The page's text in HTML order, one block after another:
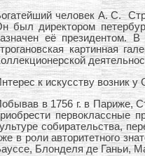
человек А. С.
был директором
её президентом.
картинная
к искусству возник
в 1756 г. в Париже,
первоклассные
собирательства,
в роли авторитетного
Блонделя де Ганьи,